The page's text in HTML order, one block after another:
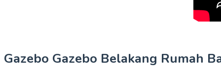
Gazebo Gazebo Belakang Rumah